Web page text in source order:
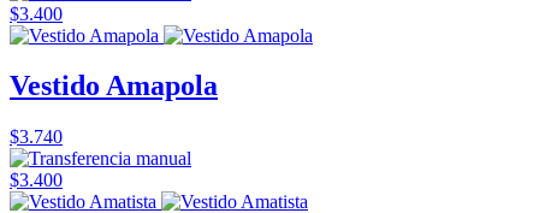
$3.400
Vestido Amapola
$3.740
$3.400